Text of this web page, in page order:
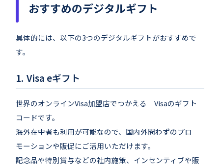
おすすめのデジタルギフト
具体的には、以下の3つのデジタルギフトがおすすめで
す。
Visa eギフト
世界のオンラインVisa加盟店でつかえる Visaのギフト
コードです。
海外在中者も利用が可能なので、国内外問わずのプロ
モーションや販促にご活用いただけます。
記念品や特別賞与などの社内施策、インセンティブや販